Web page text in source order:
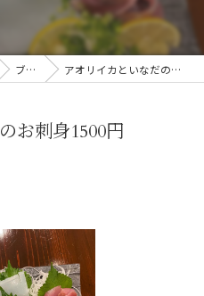
ブログ アオリイカといなだのお刺身1500円
お刺身1500円